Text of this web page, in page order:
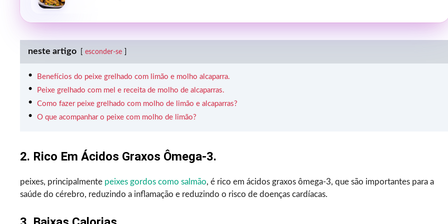
neste artigo esconder-se
Benefícios do peixe grelhado com limão e molho alcaparra.
Peixe grelhado com mel e receita de molho de alcaparras.
Como fazer peixe grelhado com molho de limão e alcaparras?
O que acompanhar o peixe com molho de limão?
2. Rico Em Ácidos Graxos Ômega-3.
peixes, principalmente peixes gordos como salmão, é rico em ácidos graxos ômega-3, que são importantes para a
saúde do cérebro, reduzindo a inflamação e reduzindo o risco de doenças cardíacas.